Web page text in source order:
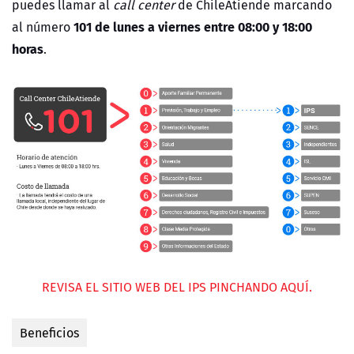
puedes llamar al call center de ChileAtiende marcando
al número101de lunes a viernes entre 08:00 y 18:00
horas.
REVISA EL SITIO WEB DEL IPS PINCHANDO AQUÍ.
Beneficios